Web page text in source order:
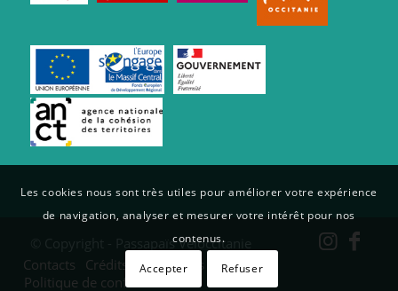
© Copyright - Passapaïs Véloccitanie
Contacts
Crédits et mentions légales
Politique de confidentialité
Les cookies nous sont très utiles pour améliorer votre expérience
de navigation, analyser et mesurer votre intérêt pour nos
contenus.
Accepter Refuser